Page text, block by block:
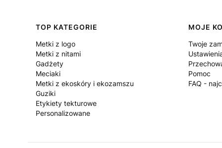
Linki w stopce
TOP KATEGORIE
Metki z logo
Metki z nitami
Gadżety
Meciaki
Metki z ekoskóry i ekozamszu
Guziki
Etykiety tekturowe
Personalizowane
MOJE
Twoje
Pomoc
FAQ -